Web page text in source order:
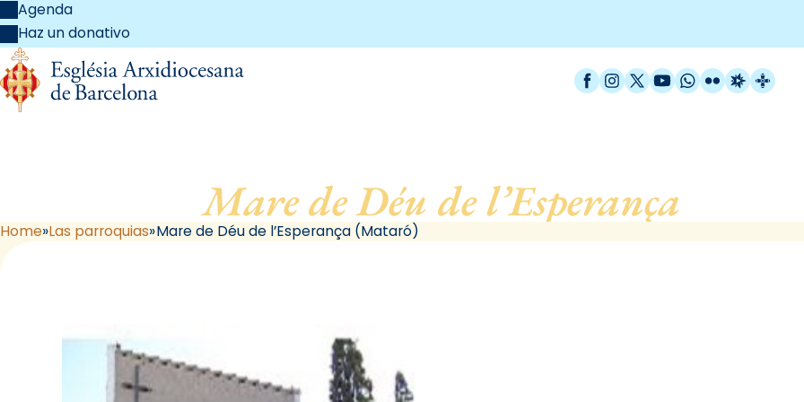
Agenda
Haz un donativo
Facebook
Instagram
X / Twitter
YouTube
WhatsApp
FlickrRadio
Mare de Déu de l’Esperança
Home Las parroquias Mare de Déu de l’Esperança (Mataró)